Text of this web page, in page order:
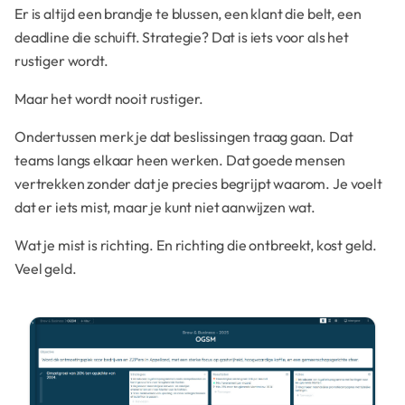
Er is altijd een brandje te blussen, een klant die belt, een
deadline die schuift. Strategie? Dat is iets voor als het
rustiger wordt.
Maar het wordt nooit rustiger.
Ondertussen merk je dat beslissingen traag gaan. Dat
teams langs elkaar heen werken. Dat goede mensen
vertrekken zonder dat je precies begrijpt waarom. Je voelt
dat er iets mist, maar je kunt niet aanwijzen wat.
Wat je mist is richting. En richting die ontbreekt, kost geld.
Veel geld.